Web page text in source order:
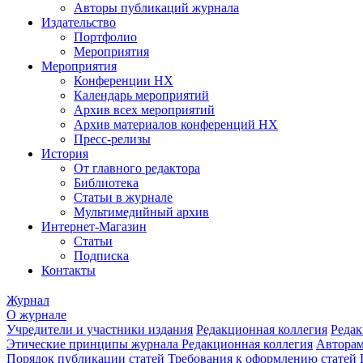
Авторы публикаций журнала
Издательство
Портфолио
Мероприятия
Мероприятия
Конференции НХ
Календарь мероприятий
Архив всех мероприятий
Архив материалов конференций НХ
Пресс-релизы
История
От главного редактора
Библиотека
Статьи в журнале
Мультимедийный архив
Интернет-Магазин
Статьи
Подписка
Контакты
Журнал
О журнале
Учредители и участники издания Редакционная коллегия
Этические принципы журнала Редакционная коллегия
Порядок публикации статей Требования к оформлению статей